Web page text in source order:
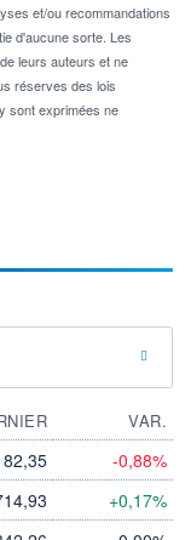
et/ou recommandations
d'aucune sorte. Les
leurs auteurs et ne
réserves des lois
sont exprimées ne
VAR.
82,35 -0,88%
+0,17%